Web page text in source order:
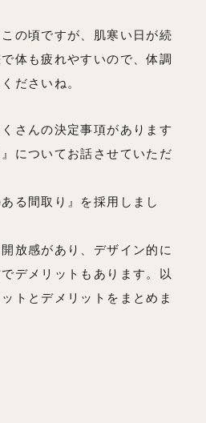
事例紹介
会社概要
メンバー
ブログ
リノベーションとは
の頃ですが、肌寒い日が続
体も疲れやすいので、体調
ださいね。
さんの決定事項があります
についてお話させていただ
る間取り』を採用しまし
放感があり、デザイン的に
デメリットもあります。以
トとデメリットをまとめま